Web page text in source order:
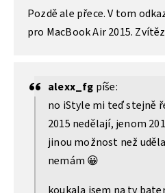
Pozdě ale přece. V tom
pro MacBook Air 2015.
alexx_fg píše:
no iStyle mi teď stejně
2015 nedělají, jenom
jinou možnost než
nemám 😀